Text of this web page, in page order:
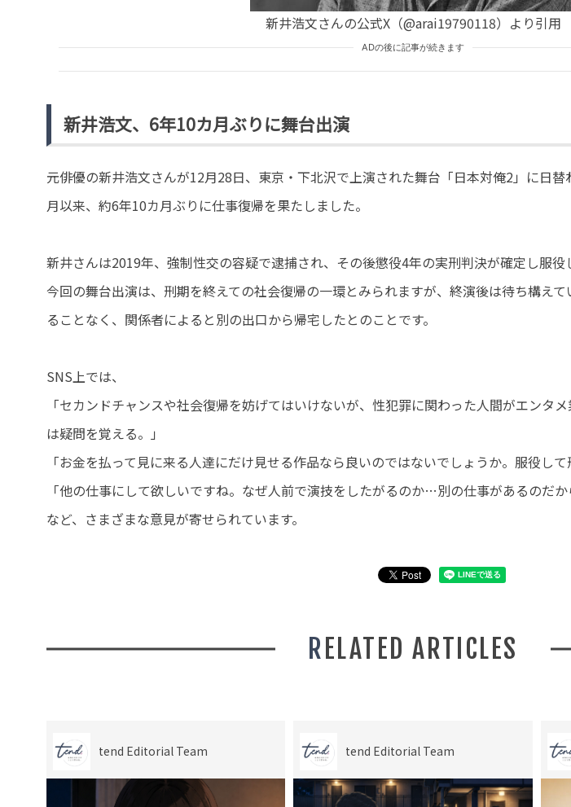
新井浩文さんの公式X（@arai19790118）より引用
ADの後に記事が続きます
新井浩文、6年10カ月ぶりに舞台出演
元俳優の新井浩文さんが12月28日、東京・下北沢で上演された舞台「日本対俺2」に日
月以来、約6年10カ月ぶりに仕事復帰を果たしました。
新井さんは2019年、強制性交の容疑で逮捕され、その後懲役4年の実刑判決が確定し服役
今回の舞台出演は、刑期を終えての社会復帰の一環とみられますが、終演後は待ち構え
ることなく、関係者によると別の出口から帰宅したとのことです。
SNS上では、
「セカンドチャンスや社会復帰を妨げてはいけないが、性犯罪に関わった人間がエンタ
は疑問を覚える。」
「お金を払って見に来る人達にだけ見せる作品なら良いのではないでしょうか。服役して
「他の仕事にして欲しいですね。なぜ人前で演技をしたがるのか…別の仕事があるのだか
など、さまざまな意見が寄せられています。
RELATED ARTICLES
tend Editorial Team tend Editorial Team